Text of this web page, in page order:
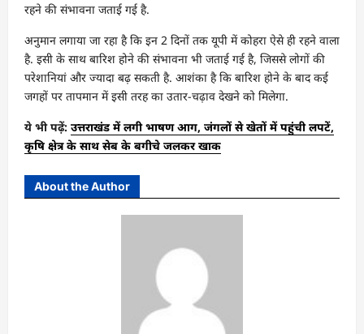
रहने की संभावना जताई गई है.
अनुमान लगाया जा रहा है कि इन 2 दिनों तक यूपी में कोहरा ऐसे ही रहने वाला
है. इसी के साथ बारिश होने की संभावना भी जताई गई है, जिससे लोगों की
परेशानियां और ज्यादा बढ़ सकती है. आशंका है कि बारिश होने के बाद कई
जगहों पर तापमान में इसी तरह का उतार-चढ़ाव देखने को मिलेगा.
ये भी पढ़ें: उत्तराखंड में लगी भाषण आग, जंगलों से खेतों में पहुंची लपटें,
कृषि क्षेत्र के साथ सेब के बगीचे जलकर खाक
About the Author